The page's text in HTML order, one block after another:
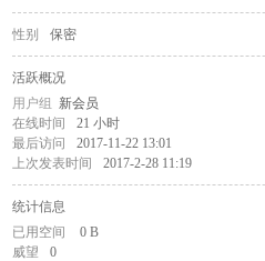
性别 保密
活跃概况
用户组 新会员
在线时间
21 小时
最后访问
2017-11-22 13:01
上次发表时间
2017-2-28 11:19
统计信息
已用空间
0 B
威望
0